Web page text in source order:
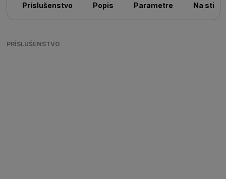
Príslušenstvo Popis Parametre Na
PRÍSLUŠENSTVO